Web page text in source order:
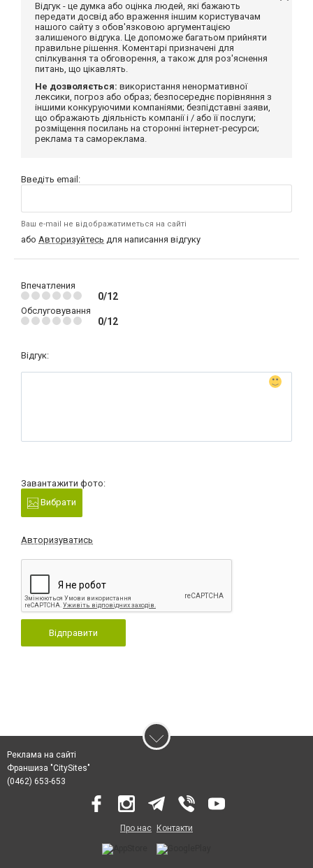
Відгук - це думка або оцінка людей, які бажають
передати досвід або враження іншим користувачам
нашого сайту з обов'язковою аргументацією
залишеного відгука. Це допоможе багатьом прийняти
правильне рішення. Коментарі призначені для
спілкування та обговорення, а також для роз'яснення
питань, що цікавлять.
Не дозволяється: використання ненормативної
лексики, погроз або образ; безпосереднє порівняння з
іншими конкуруючими компаніями; безпідставні заяви,
що ображають діяльність компанії і / або її послуги;
розміщення посилань на сторонні інтернет-ресурси;
реклама та самореклама.
Введіть email:
Ваш e-mail не відображатиметься на сайті
або Авторизуйтесь для написання відгуку
Впечатления
0/12
Обслуговування
0/12
Відгук:
Завантажити фото:
Вибрати
Авторизуватись
Відправити
Реклама на сайті
Франшиза "CitySites"
(0462) 653-653
Про нас Контакти